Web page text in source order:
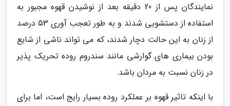
نمایندگان پس از 20 دقیقه بعد از نوشیدن قهوه مجبور به
استفاده از دستشویی شدند و به طور تعجب آوری 53 درصد
از زنان به این حالت دچار شدند، که می تواند ناشی از شایع
بودن بیماری های گوارشی مانند سندروم روده تحریک پذیر
در زنان نسبت به مردان باشد.
با اینکه تاثیر قهوه بر عملکرد روده بسیار رایج است، اما برای